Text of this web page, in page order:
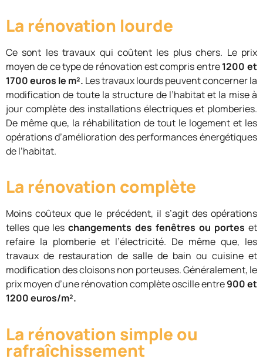
La rénovation lourde
Ce sont les travaux qui coûtent les plus chers. Le prix
moyen de ce type de rénovation est compris entre1200 et
1700 euros le m². Les travaux lourds peuvent concerner la
modification de toute la structure de l’habitat et la mise à
jour complète des installations électriques et plomberies.
De même que, la réhabilitation de tout le logement et les
opérations d’amélioration des performances énergétiques
de l’habitat.
La rénovation complète
Moins coûteux que le précédent, il s’agit des opérations
telles que les changements des fenêtres ou portes et
refaire la plomberie et l’électricité. De même que, les
travaux de restauration de salle de bain ou cuisine et
modification des cloisons non porteuses. Généralement, le
prix moyen d’une rénovation complète oscille entre900 et
1200 euros/m².
La rénovation simple ou
rafraîchissement